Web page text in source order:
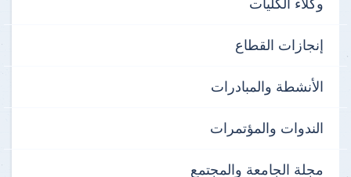
إنجازات القطاع
الأنشطة والمبادرات
الندوات والمؤتمرات
مجلة الجامعة والمجتمع